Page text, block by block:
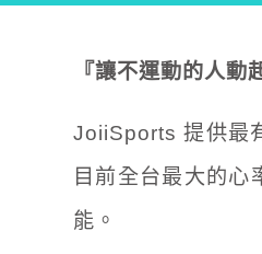
『讓不運動的人
JoiiSports 提供最
目前全台最大的
能。